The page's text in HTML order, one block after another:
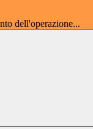
dell'operazione...